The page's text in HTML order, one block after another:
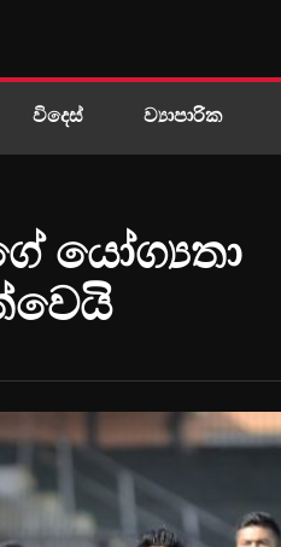
විදෙස් ව්‍යාපාරික
යෝග්‍යතා